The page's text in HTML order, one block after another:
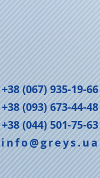
+38 (067) 935-19-66
+38 (093) 673-44-48
+38 (044) 501-75-63
info@greys.ua